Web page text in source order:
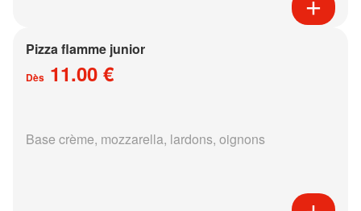
Pizza flamme junior
Dès 11.00 €
Base crème, mozzarella, lardons, oignons